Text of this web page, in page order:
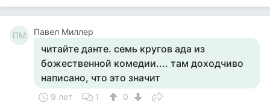
ПМ Павел Миллер
читайте данте. семь кругов ада из
божественной комедии.... там доходчиво
написано, что это значит
9 лет 1
0